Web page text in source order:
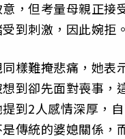
，但考量母親正接
到刺激，因此婉拒。
樣難掩悲痛，她表
到卻先面對喪事，
到2人感情深厚，
傳統的婆媳關係，